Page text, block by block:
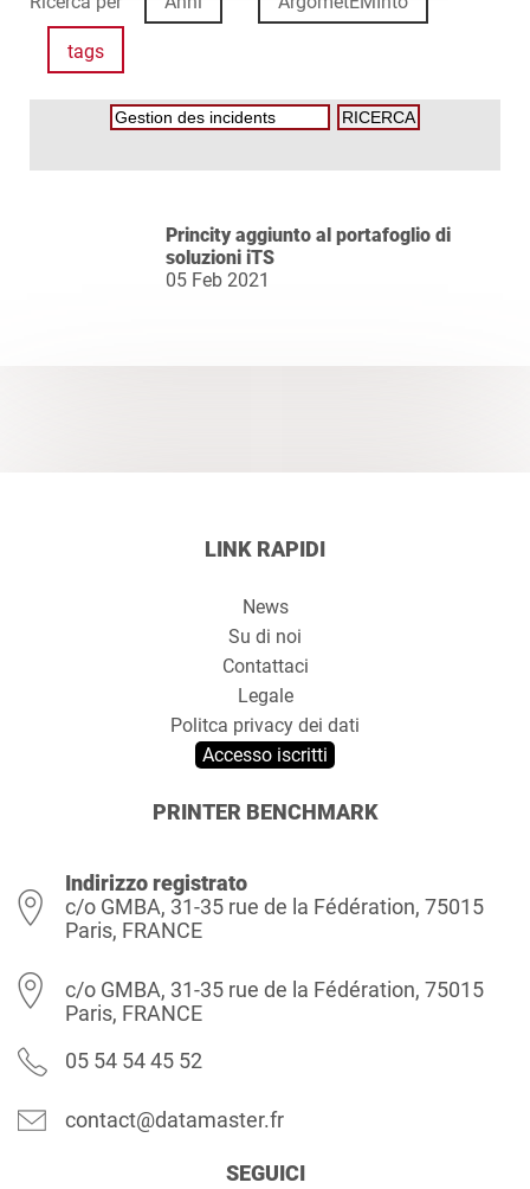
tags
Princity aggiunto al portafoglio di
soluzioni iTS
05 Feb 2021
LINK RAPIDI
News
Su di noi
Contattaci
Legale
Politca privacy dei dati
Accesso iscritti
PRINTER BENCHMARK
Indirizzo registrato
c/o GMBA, 31-35 rue de la Fédération, 75015
Paris, FRANCE
c/o GMBA, 31-35 rue de la Fédération, 75015
Paris, FRANCE
05 54 54 45 52
contact@datamaster.fr
SEGUICI